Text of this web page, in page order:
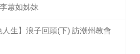
蕙如姊妹
生】浪子回頭(下) 訪潮州教會